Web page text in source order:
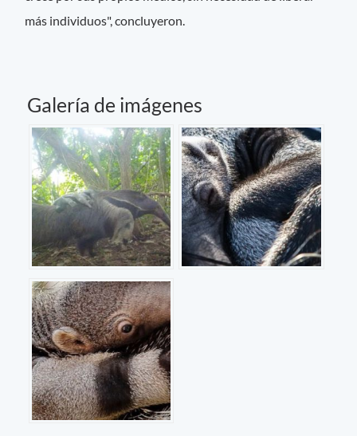
más individuos", concluyeron.
Galería de imágenes